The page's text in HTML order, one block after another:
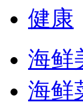
健康
海鲜
海鲜